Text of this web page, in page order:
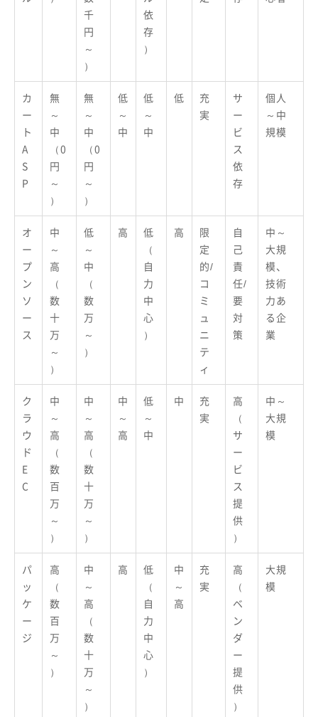
千
円
～
）
依
存
）
カ
ー
ト
A
S
P
無
～
中
（0
円
～
）
無
～
中
（0
円
～
）
低
～
中
低
～
中
低
充
実
サ
ー
ビ
ス
依
存
個人
～中
規模
オ
ー
プ
ン
ソ
ー
ス
中
～
高
（
数
十
万
～
）
低
～
中
（
数
万
～
）
高
低
（
自
力
中
心
）
高
限
定
的/
コ
ミ
ュ
ニ
テ
ィ
自
己
責
任/
要
対
策
中～
大規
模、
技術
力あ
る企
業
ク
ラ
ウ
ド
E
C
中
～
高
（
数
百
万
～
）
中
～
高
（
数
十
万
～
）
中
～
高
低
～
中
中
充
実
高
（
サ
ー
ビ
ス
提
供
）
中～
大規
模
パ
ッ
ケ
ー
ジ
高
（
数
百
万
～
）
中
～
高
（
数
十
万
～
）
高
低
（
自
力
中
心
）
中
～
高
充
実
高
（
ベ
ン
ダ
ー
提
供
）
大規
模